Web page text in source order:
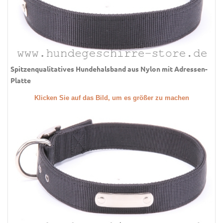
Spitzenqualitatives Hundehalsband aus Nylon mit Adressen-
Platte
Klicken Sie auf das Bild, um es größer zu machen